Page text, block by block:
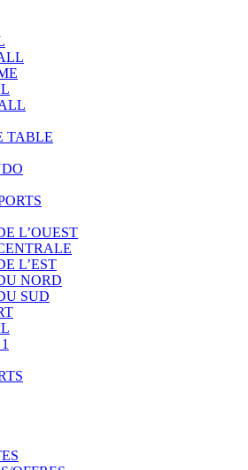
TABLE
L’OUEST
L’EST
NORD
SUD